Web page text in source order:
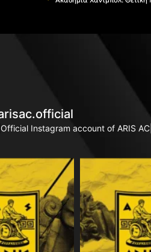
|Official Instagram account of ARIS AC|